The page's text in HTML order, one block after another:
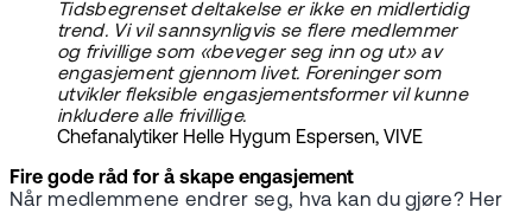
Tidsbegrenset deltakelse er ikke en midlertidig
trend. Vi vil sannsynligvis se flere medlemmer
og frivillige som «beveger seg inn og ut» av
engasjement gjennom livet. Foreninger som
utvikler fleksible engasjementsformer vil kunne
inkludere alle frivillige.
Chefanalytiker Helle Hygum Espersen, VIVE
Fire gode råd for å skape engasjement
Når medlemmene endrer seg, hva kan du gjøre? Her